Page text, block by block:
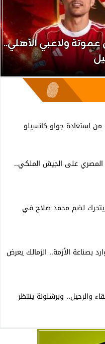
ولاعبي الأهلي..
من استعادة جواو كانسيلو
على الجيش الملكي..
يتحرك لضم محمد صلاح في
بصناعة الأزمة.. الزمالك يعرض
والرحيل.. وبرشلونة ينتظر